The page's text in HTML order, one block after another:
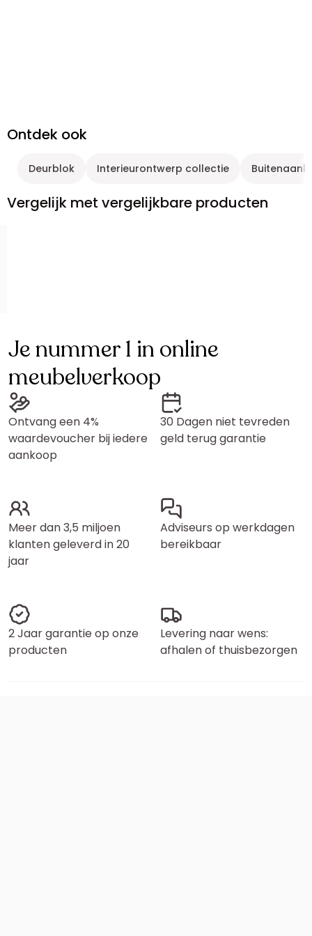
Ontdek ook
Deurblok Interieurontwerp collectie
Vergelijk met vergelijkbare producten
Je nummer 1 in online
meubelverkoop
Ontvang een 4%
waardevoucher bij iedere
aankoop
30 Dagen niet tevreden
geld terug garantie
Meer dan 3,5 miljoen
klanten geleverd in 20
jaar
Adviseurs op werkdagen
bereikbaar
2 Jaar garantie op onze
producten
Levering naar wens:
afhalen of thuisbezorgen